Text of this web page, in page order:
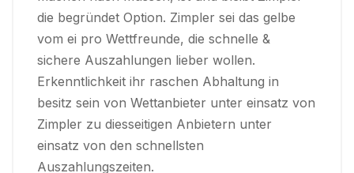
die begründet Option. Zimpler sei das gelbe
vom ei pro Wettfreunde, die schnelle &
sichere Auszahlungen lieber wollen.
Erkenntlichkeit ihr raschen Abhaltung in
besitz sein von Wettanbieter unter einsatz von
Zimpler zu diesseitigen Anbietern unter
einsatz von den schnellsten
Auszahlungszeiten.